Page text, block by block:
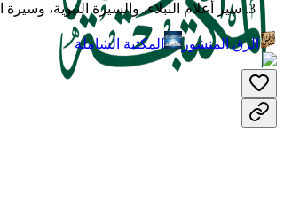
سير أعلام النبلاء، والسيرة النبوية،
الرق المنشور المكتبة الشاملة